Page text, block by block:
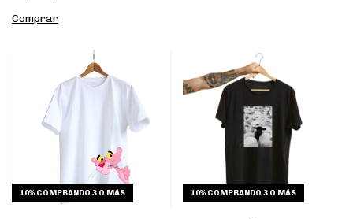
Comprar
10% COMPRANDO 3 O MÁS 10% COMPRANDO 3 O MÁS